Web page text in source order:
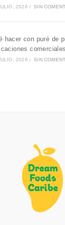
2026 / SIN
hacer con puré de
comerciales
2026 / SIN